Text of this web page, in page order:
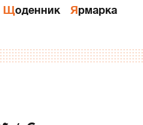
Щоденник Ярмарка